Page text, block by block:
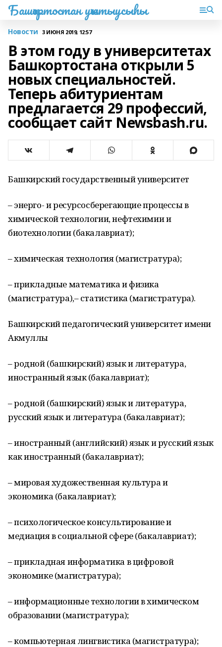
Башҡортостан уҡытыусыһы
Новости 3 ИЮНЯ 2019, 12:57
В этом году в университетах
Башкортостана открыли 5
новых специальностей.
Теперь абитуриентам
предлагается 29 профессий,
сообщает сайт Newsbash.ru.
Башкирский государственный университет
– энерго- и ресурсосберегающие процессы в
химической технологии, нефтехимии и
биотехнологии (бакалавриат);
– химическая технология (магистратура);
– прикладные математика и физика
(магистратура),– статистика (магистратура).
Башкирский педагогический университет имени
Акмуллы
– родной (башкирский) язык и литература,
иностранный язык (бакалавриат);
– родной (башкирский) язык и литература,
русский язык и литература (бакалавриат);
– иностранный (английский) язык и русский язык
как иностранный (бакалавриат);
– мировая художественная культура и
экономика (бакалавриат);
– психологическое консультирование и
медиация в социальной сфере (бакалавриат);
– прикладная информатика в цифровой
экономике (магистратура);
– информационные технологии в химическом
образовании (магистратура);
– компьютерная лингвистика (магистратура);